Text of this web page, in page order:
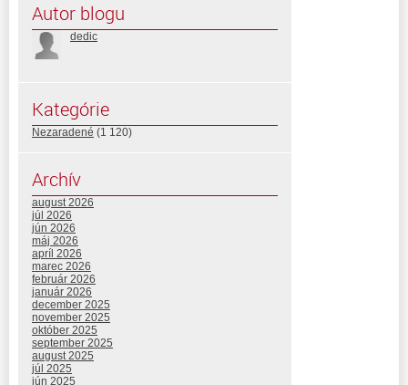
Autor blogu
dedic
Kategórie
Nezaradené (1 120)
Archív
august 2026
júl 2026
jún 2026
máj 2026
apríl 2026
marec 2026
február 2026
január 2026
december 2025
november 2025
október 2025
september 2025
august 2025
júl 2025
jún 2025